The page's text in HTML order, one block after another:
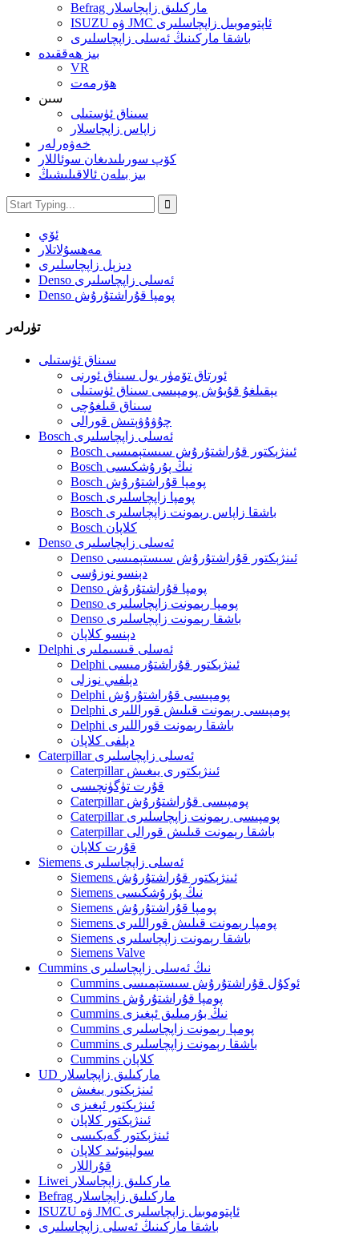
Befrag ماركىلىق زاپچاسلار
ISUZU ۋە JMC ئاپتوموبىل زاپچاسلىرى
باشقا ماركىنىڭ ئەسلى زاپچاسلىرى
بىز ھەققىدە
VR
ھۆرمەت
سىن
سىناق ئۈستىلى
زاپاس زاپچاسلار
خەۋەرلەر
كۆپ سورىلىدىغان سوئاللار
بىز بىلەن ئالاقىلىشىڭ
ئۆي
مەھسۇلاتلار
دىزېل زاپچاسلىرى
Denso ئەسلى زاپچاسلىرى
Denso پومپا قۇراشتۇرۇش
تۈرلەر
سىناق ئۈستىلى
ئورتاق تۆمۈر يول سىناق ئورنى
يېقىلغۇ قۇيۇش پومپىسى سىناق ئۈستىلى
سىناق قىلغۇچى
چۇۋۇۋېتىش قورالى
Bosch ئەسلى زاپچاسلىرى
Bosch ئىنژېكتور قۇراشتۇرۇش سىستېمىسى
Bosch نىڭ پۇرۇشكىسى
Bosch پومپا قۇراشتۇرۇش
Bosch پومپا زاپچاسلىرى
Bosch باشقا زاپاس رېمونت زاپچاسلىرى
Bosch كلاپان
Denso ئەسلى زاپچاسلىرى
Denso ئىنژېكتور قۇراشتۇرۇش سىستېمىسى
دېنسو نوزۇسى
Denso پومپا قۇراشتۇرۇش
Denso پومپا رېمونت زاپچاسلىرى
Denso باشقا رېمونت زاپچاسلىرى
دېنسو كلاپان
Delphi ئەسلى قىسىملىرى
Delphi ئىنژېكتور قۇراشتۇرمىسى
دېلفىي نوزلى
Delphi پومپىسى قۇراشتۇرۇش
Delphi پومپىسى رېمونت قىلىش قوراللىرى
Delphi باشقا رېمونت قوراللىرى
دېلفى كلاپان
Caterpillar ئەسلى زاپچاسلىرى
Caterpillar ئىنژېكتورى يىغىش
قۇرت تۈگۈنچىسى
Caterpillar پومپىسى قۇراشتۇرۇش
Caterpillar پومپىسى رېمونت زاپچاسلىرى
Caterpillar باشقا رېمونت قىلىش قورالى
قۇرت كلاپان
Siemens ئەسلى زاپچاسلىرى
Siemens ئىنژېكتور قۇراشتۇرۇش
Siemens نىڭ پۇرۇشكىسى
Siemens پومپا قۇراشتۇرۇش
Siemens پومپا رېمونت قىلىش قوراللىرى
Siemens باشقا رېمونت زاپچاسلىرى
Siemens Valve
Cummins نىڭ ئەسلى زاپچاسلىرى
Cummins ئوكۇل قۇراشتۇرۇش سىستېمىسى
Cummins پومپا قۇراشتۇرۇش
Cummins نىڭ بۇرمىلىق ئېغىزى
Cummins پومپا رېمونت زاپچاسلىرى
Cummins باشقا رېمونت زاپچاسلىرى
Cummins كلاپان
UD ماركىلىق زاپچاسلار
ئىنژېكتور يىغىش
ئىنژېكتور ئېغىزى
ئىنژېكتور كلاپان
ئىنژېكتور گەيكىسى
سولېنوئىد كلاپان
قۇراللار
Liwei ماركىلىق زاپچاسلار
Befrag ماركىلىق زاپچاسلار
ISUZU ۋە JMC ئاپتوموبىل زاپچاسلىرى
باشقا ماركىنىڭ ئەسلى زاپچاسلىرى